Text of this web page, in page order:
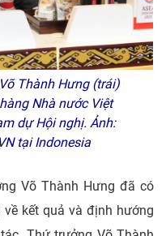
Thành Hưng (trái)
Nhà nước Việt
dự Hội nghị. Ảnh:
tại Indonesia
Võ Thành Hưng đã có
kết quả và định hướng